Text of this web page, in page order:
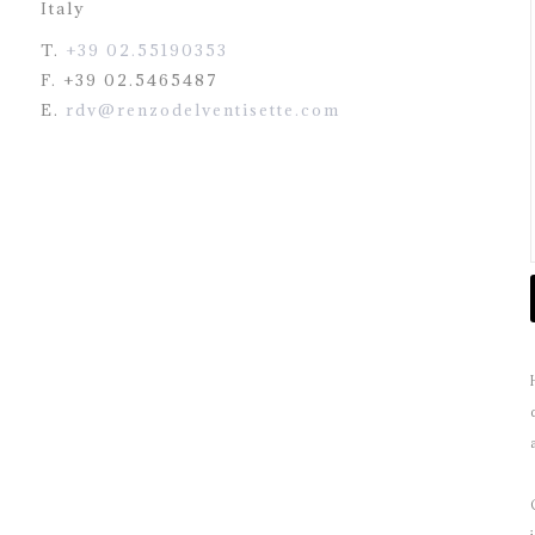
Italy
T. +39 02.55190353
F. +39 02.5465487
E. rdv@renzodelventisette.com